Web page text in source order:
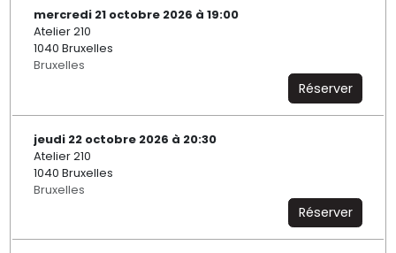
mercredi 21 octobre 2026 à 19:00
Atelier 210
1040 Bruxelles
Bruxelles
Réserver
jeudi 22 octobre 2026 à 20:30
Atelier 210
1040 Bruxelles
Bruxelles
Réserver